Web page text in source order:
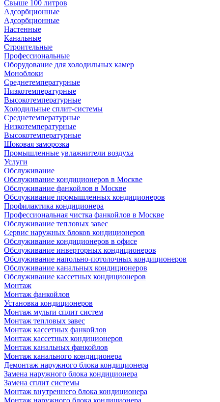
Свыше 100 литров
Адсорбционные
Адсорбционные
Настенные
Канальные
Строительные
Профессиональные
Оборудование для холодильных камер
Моноблоки
Среднетемпературные
Низкотемпературные
Высокотемпературные
Холодильные сплит-системы
Среднетемпературные
Низкотемпературные
Высокотемпературные
Шоковая заморозка
Промышленные увлажнители воздуха
Услуги
Обслуживание
Обслуживание кондиционеров в Москве
Обслуживание фанкойлов в Москве
Обслуживание промышленных кондиционеров
Профилактика кондиционера
Профессиональная чистка фанкойлов в Москве
Обслуживание тепловых завес
Сервис наружных блоков кондиционеров
Обслуживание кондиционеров в офисе
Обслуживание инверторных кондиционеров
Обслуживание напольно-потолочных кондиционеров
Обслуживание канальных кондиционеров
Обслуживание кассетных кондиционеров
Монтаж
Монтаж фанкойлов
Установка кондиционеров
Монтаж мульти сплит систем
Монтаж тепловых завес
Монтаж кассетных фанкойлов
Монтаж кассетных кондиционеров
Монтаж канальных фанкойлов
Монтаж канального кондиционера
Демонтаж наружного блока кондиционера
Замена наружного блока кондиционера
Замена сплит системы
Монтаж внутреннего блока кондиционера
Монтаж наружного блока кондиционера